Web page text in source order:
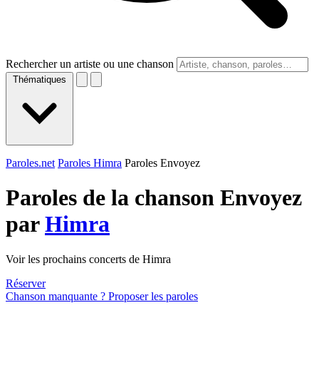
Rechercher un artiste ou une chanson
Thématiques
Paroles.net Paroles Himra Paroles Envoyez
Paroles de la chanson Envoyez
parHimra
Voir les prochains concerts de Himra
Réserver
Chanson manquante ? Proposer les paroles